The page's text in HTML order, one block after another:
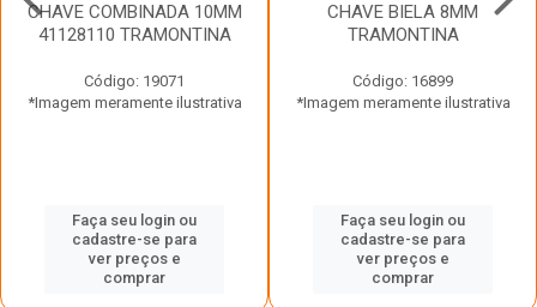
CHAVE COMBINADA 10MM
41128110 TRAMONTINA
Código: 19071
*Imagem meramente ilustrativa
Faça seu login ou
cadastre-se para
ver preços e
comprar
CHAVE BIELA 8MM
TRAMONTINA
Código: 16899
*Imagem meramente ilustrativa
Faça seu login ou
cadastre-se para
ver preços e
comprar